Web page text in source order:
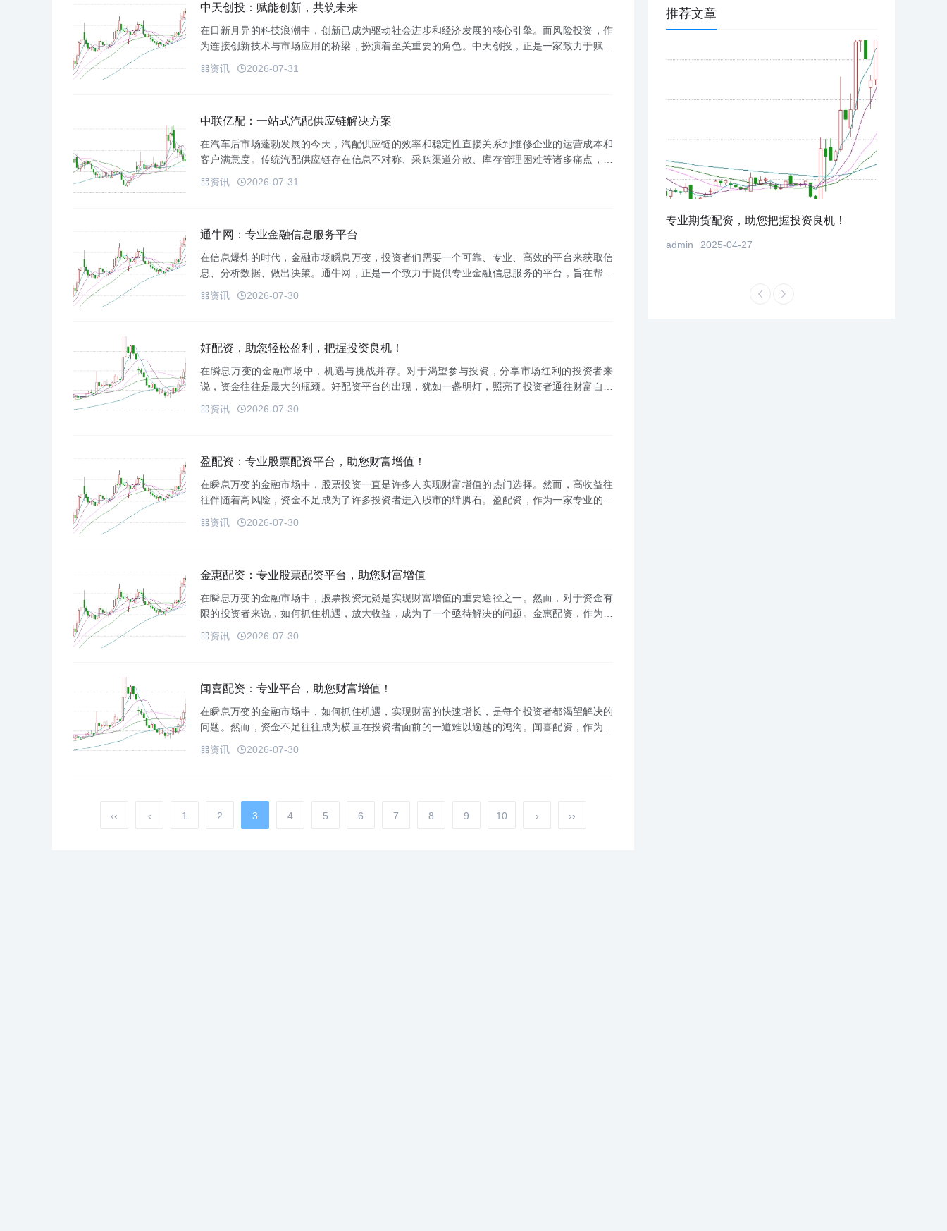
中天创投：赋能创新，共筑未来
在日新月异的科技浪潮中，创新已成为驱动社会进步和经济发展的核心引擎。而风险投资，作
为连接创新技术与市场应用的桥梁，扮演着至关重要的角色。中天创投，正是一家致力于赋能
有高成...
资讯 2026-07-31
中联亿配：一站式汽配供应链解决方案
在汽车后市场蓬勃发展的今天，汽配供应链的效率和稳定性直接关系到维修企业的运营成本和
客户满意度。传统汽配供应链存在信息不对称、采购渠道分散、库存管理困难等诸多痛点，严
汽配供应链...
资讯 2026-07-31
通牛网：专业金融信息服务平台
在信息爆炸的时代，金融市场瞬息万变，投资者们需要一个可靠、专业、高效的平台来获取信
息、分析数据、做出决策。通牛网，正是一个致力于提供专业金融信息服务的平台，旨在帮助
信息聚合网...
资讯 2026-07-30
好配资，助您轻松盈利，把握投资良机！
在瞬息万变的金融市场中，机遇与挑战并存。对于渴望参与投资，分享市场红利的投资者来
说，资金往往是最大的瓶颈。好配资平台的出现，犹如一盏明灯，照亮了投资者通往财富自由
配资，...
资讯 2026-07-30
盈配资：专业股票配资平台，助您财富增值！
在瞬息万变的金融市场中，股票投资一直是许多人实现财富增值的热门选择。然而，高收益往
往伴随着高风险，资金不足成为了许多投资者进入股市的绊脚石。盈配资，作为一家专业的股
实现财富增...
资讯 2026-07-30
金惠配资：专业股票配资平台，助您财富增值
在瞬息万变的金融市场中，股票投资无疑是实现财富增值的重要途径之一。然而，对于资金有
限的投资者来说，如何抓住机遇，放大收益，成为了一个亟待解决的问题。金惠配资，作为一
市中乘风破...
资讯 2026-07-30
闻喜配资：专业平台，助您财富增值！
在瞬息万变的金融市场中，如何抓住机遇，实现财富的快速增长，是每个投资者都渴望解决的
问题。然而，资金不足往往成为横亘在投资者面前的一道难以逾越的鸿沟。闻喜配资，作为一
场中乘风破...
资讯 2026-07-30
‹‹ ‹ 1 2 3 4 5 6 7 8 9 10 › ››
推荐文章
admin 2025-04-27
专业期货配资，助您把握投资良机！
admin 2025-04-27